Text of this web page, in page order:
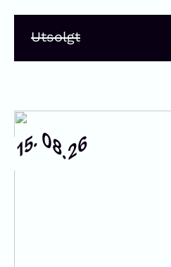
Utsolgt
15.08.26